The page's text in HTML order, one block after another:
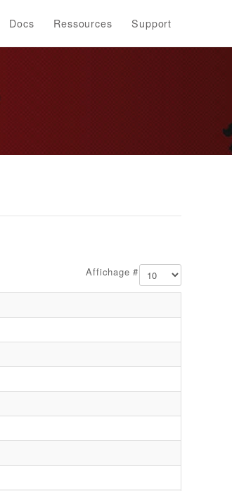
Docs Ressources Support
Affichage #